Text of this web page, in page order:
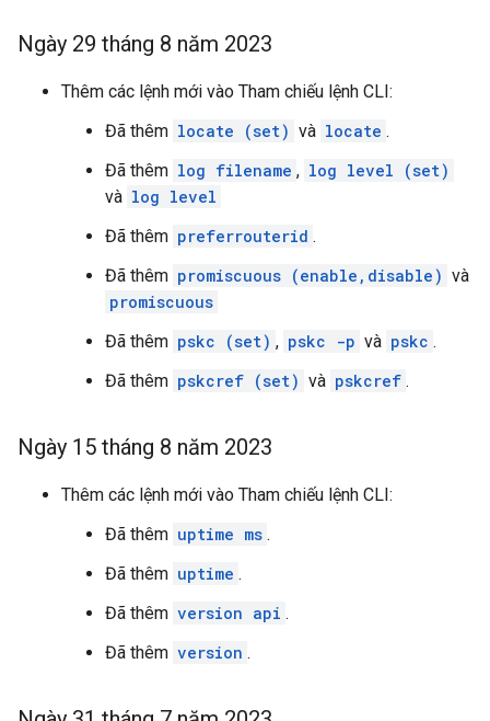
Ngày 29 tháng 8 năm 2023
Thêm các lệnh mới vào Tham chiếu lệnh CLI:
Đã thêm locate (set) và locate .
Đã thêm log filename , log level (set)
và log level
Đã thêm preferrouterid .
Đã thêm promiscuous (enable,disable) và
promiscuous
Đã thêm pskc (set) , pskc -p và pskc .
Đã thêm pskcref (set) và pskcref .
Ngày 15 tháng 8 năm 2023
Thêm các lệnh mới vào Tham chiếu lệnh CLI:
Đã thêm uptime ms .
Đã thêm uptime .
Đã thêm version api .
Đã thêm version .